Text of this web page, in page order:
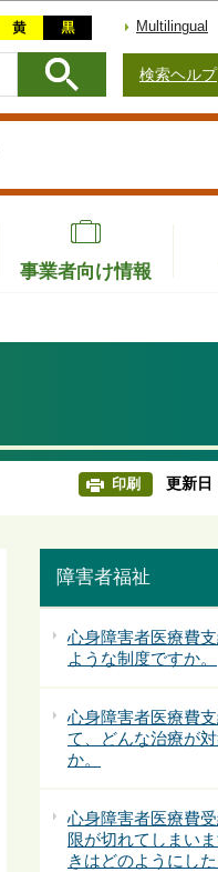
Multilingual
検索ヘルプ
事業者向け情報
印刷 更新日
障害者福祉
心身障害者医療費
ような制度ですか。
心身障害者医療費
て、どんな治療が
か。
心身障害者医療費
限が切れてしまい
きはどのようにし